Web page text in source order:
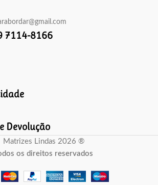
7114-8166
Devolução
Matrizes Lindas 2026 ®
os direitos reservados